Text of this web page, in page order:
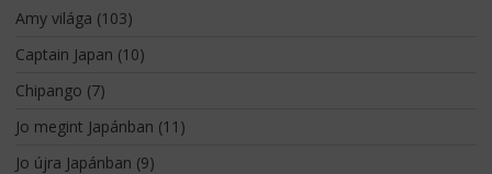
Amy világa (103)
Captain Japan (10)
Chipango (7)
Jo megint Japánban (11)
Jo újra Japánban (9)